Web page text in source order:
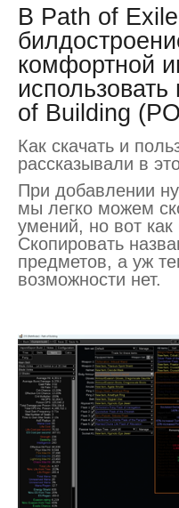
В Path of
комфортной
of Building
Как скачать и
рассказывали в
При добавлении
мы легко можем
умений, но вот
Скопировать
предметов, а уж
возможности нет.